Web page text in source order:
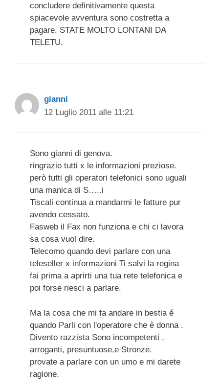
concludere definitivamente questa
spiacevole avventura sono costretta a
pagare. STATE MOLTO LONTANI DA
TELETU.
gianni
12 Luglio 2011 alle 11:21
Sono gianni di genova.
ringrazio tutti x le informazioni preziose.
però tutti gli operatori telefonici sono uguali
una manica di S…..i
Tiscali continua a mandarmi le fatture pur
avendo cessato.
Fasweb il Fax non funziona e chi ci lavora
sa cosa vuol dire.
Telecomo quando devi parlare con una
teleseller x informazioni Ti salvi la regina
fai prima a aprirti una tua rete telefonica e
poi forse riesci a parlare.
Ma la cosa che mi fa andare in bestia é
quando Parli con l'operatore che è donna .
Divento razzista Sono incompetenti ,
arroganti, presuntuose,e Stronze.
provate a parlare con un umo e mi darete
ragione.